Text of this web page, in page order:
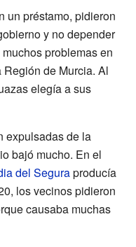
un préstamo, pidieron
y no depender
problemas en
de Murcia. Al
elegía a sus
expulsadas de la
bajó mucho. En el
del Seguraproducía
los vecinos pidieron
causaba muchas